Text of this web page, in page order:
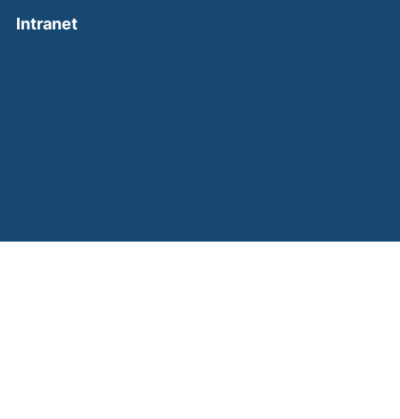
Intranet(external link, opens in a new window)